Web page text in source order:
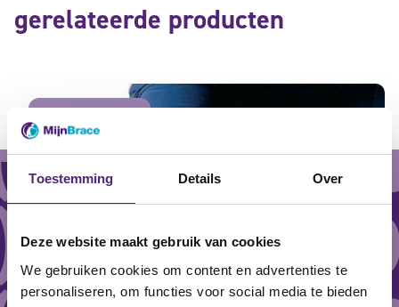
Toestemming Details Over
Deze website maakt gebruik van cookies
We gebruiken cookies om content en advertenties te
personaliseren, om functies voor social media te bieden
gerelateerde producten
aanbieding